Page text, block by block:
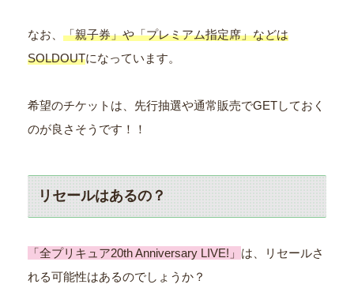
なお、 「親子券」や「プレミアム指定席」などは
SOLDOUTになっています。
希望のチケットは、先行抽選や通常販売でGETしておく
のが良さそうです！！
リセールはあるの？
「全プリキュア20th Anniversary LIVE!」 は、リセールさ
れる可能性はあるのでしょうか？